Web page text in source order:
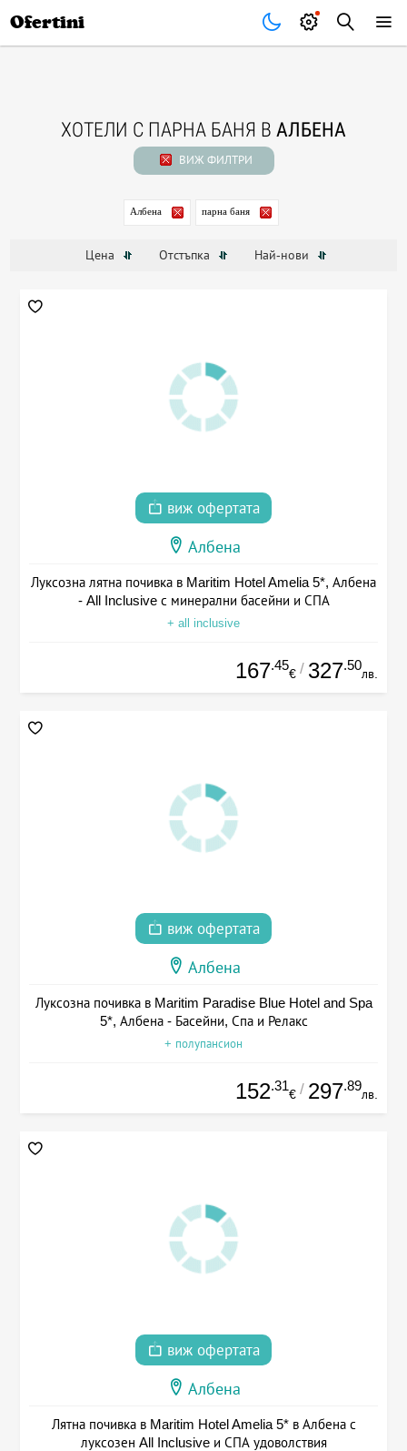
Ofertini
ХОТЕЛИ С ПАРНА БАНЯ В АЛБЕНА
ВИЖ ФИЛТРИ
Албена парна баня
Цена Отстъпка Най-нови
виж офертата
Албена
Луксозна лятна почивка в Maritim Hotel Amelia 5*, Албена
- All Inclusive с минерални басейни и СПА
+ all inclusive
167.45
€ / 327.50
лв.
виж офертата
Албена
Луксозна почивка в Maritim Paradise Blue Hotel and Spa
5*, Албена - Басейни, Спа и Релакс
+ полупансион
152.31
€ / 297.89
лв.
виж офертата
Албена
Лятна почивка в Maritim Hotel Amelia 5* в Албена с
луксозен All Inclusive и СПА удоволствия